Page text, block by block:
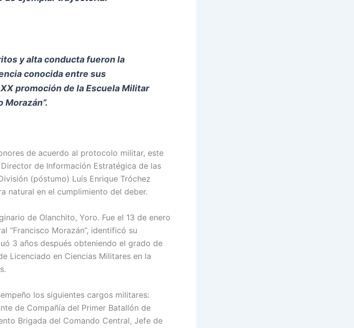
y alta conducta fueron la
conocida entre sus
promoción de laEscuela Militar
Morazán”.
de acuerdo al protocolo militar, este
de Información Estratégica de las
(póstumo) Luís Enrique Tróchez
natural en el cumplimiento del deber.
de Olanchito, Yoro. Fue el 13 de enero
“Francisco Morazán”, identificó su
3 años después obteniendo el grado de
Licenciado en Ciencias Militares en la
los siguientes cargos militares:
de Compañía del Primer Batallón de
Brigada del Comando Central, Jefe de